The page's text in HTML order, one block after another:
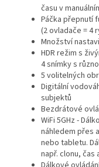
času v
Páčka přepnutí
(2 ovladače = 4
Množství
HDR režim s
4 snímky s
5 volitelných
Digitální
subjektů
Bezdrátové
WiFi 5GHz -
náhledem přes
nebo tabletu.
např. clonu, čas